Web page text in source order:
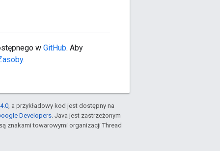
w GitHub. Aby
.
, a przykładowy kod jest dostępny na
Developers. Java jest zastrzeżonym
znakami towarowymi organizacji Thread